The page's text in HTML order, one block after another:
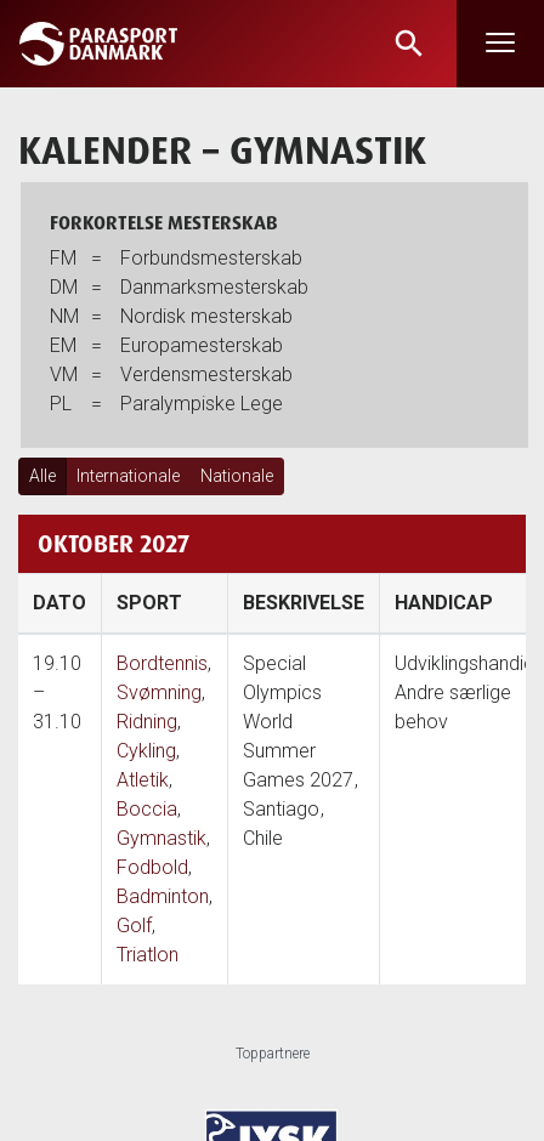
Skip
to
content
search
Toppartnere
KALENDER – GYMNASTIK
FORKORTELSE MESTERSKAB
FM =
Forbundsmesterskab
DM
=
Danmarksmesterskab
NM
=
Nordisk mesterskab
EM
=
Europamesterskab
VM
=
Verdensmesterskab
PL
= Paralympiske Lege
Alle Internationale Nationale
OKTOBER 2027
DATO SPORT BESKRIVELSE HANDICAP
19.10
–
31.10
Bordtennis,
Svømning,
Ridning,
Cykling,
Atletik,
Boccia,
Gymnastik,
Fodbold,
Badminton,
Golf,
Triatlon
Special
Olympics
World
Summer
Games 2027,
Santiago,
Chile
Andre særlige
behov